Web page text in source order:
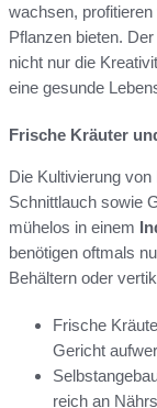
wachsen,
Pflanzen bieten.
nicht nur die
eine gesunde
Frische Kräuter
Die Kultivierung
Schnittlauch sowie
mühelos in einem
benötigen oftmals
Behältern oder
Frische
Gericht
reich an